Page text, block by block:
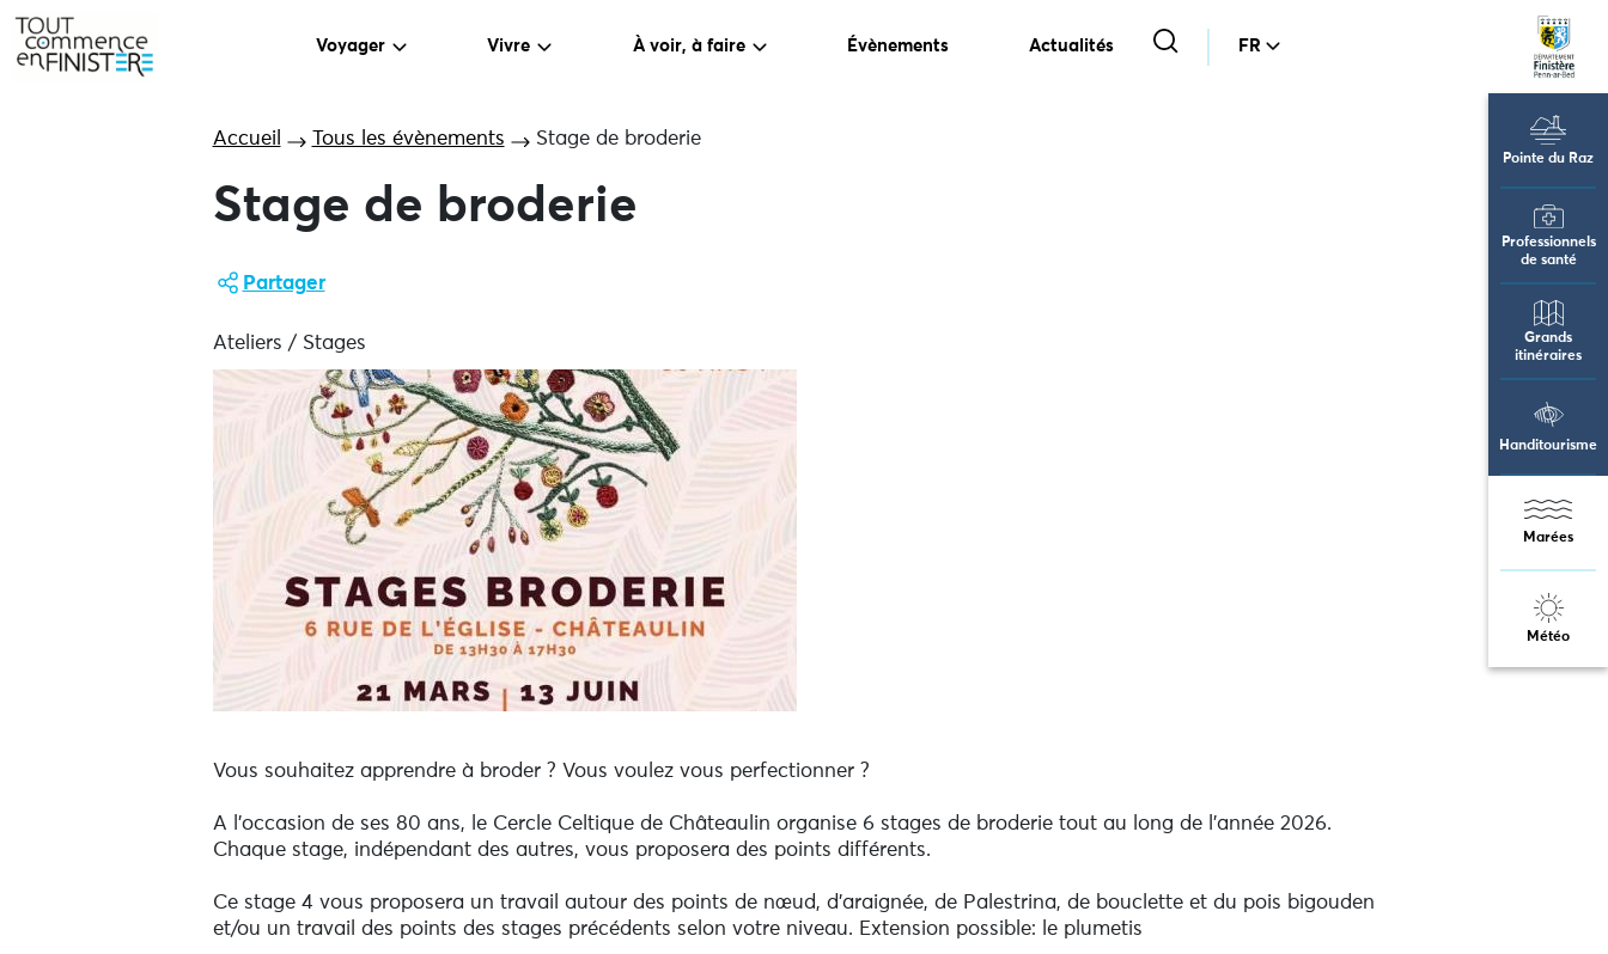
Voyager Vivre À voir, à faire Évènements Actualités FR
Pointe du Raz
Professionnels
de santé
Grands
itinéraires
Handitourisme
Marées
Météo
Accueil Tous les évènements Stage de broderie
Stage de broderie
Partager
Ateliers / Stages
Vous souhaitez apprendre à broder ? Vous voulez vous perfectionner ?
A l'occasion de ses 80 ans, le Cercle Celtique de Châteaulin organise 6 stages de broderie tout au long de l’année 2026.
Chaque stage, indépendant des autres, vous proposera des points différents.
Ce stage 4 vous proposera un travail autour des points de nœud, d'araignée, de Palestrina, de bouclette et du pois bigouden
et/ou un travail des points des stages précédents selon votre niveau. Extension possible: le plumetis